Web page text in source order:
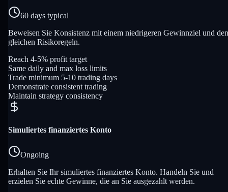
60 days typical
Beweisen Sie Konsistenz mit einem niedrigeren Gewinnziel und den
gleichen Risikoregeln.
Reach 4-5% profit target
Same daily and max loss limits
Trade minimum 5-10 trading days
Demonstrate consistent trading
Maintain strategy consistency
Simuliertes finanziertes Konto
Ongoing
Erhalten Sie Ihr simuliertes finanziertes Konto. Handeln Sie und
erzielen Sie echte Gewinne, die an Sie ausgezahlt werden.